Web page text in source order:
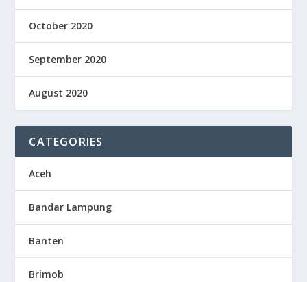
October 2020
September 2020
August 2020
CATEGORIES
Aceh
Bandar Lampung
Banten
Brimob